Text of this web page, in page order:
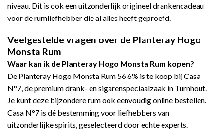
niveau. Dit is ook een uitzonderlijk origineel drankencadeau
voor de rumliefhebber die al alles heeft geproefd.
Veelgestelde vragen over de Planteray Hogo
Monsta Rum
Waar kan ik de Planteray Hogo Monsta Rum kopen?
De Planteray Hogo Monsta Rum 56,6% is te koop bij Casa
N°7, de premium drank- en sigarenspeciaalzaak in Turnhout.
Je kunt deze bijzondere rum ook eenvoudig online bestellen.
Casa N°7 is dé bestemming voor liefhebbers van
uitzonderlijke spirits, geselecteerd door echte experts.